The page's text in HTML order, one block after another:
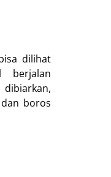
dilihat
berjalan
dibiarkan,
boros